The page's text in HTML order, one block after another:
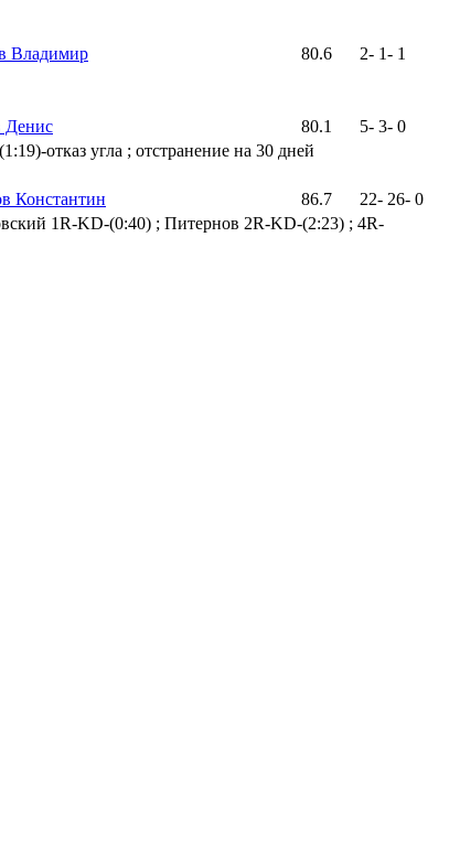
Владимир 80.6 2- 1- 1
Денис 80.1 5- 3- 0
отказ угла ; отстранение на 30 дней
Константин 86.7 22- 26- 0
1R-KD-(0:40) ; Питернов 2R-KD-(2:23) ; 4R-